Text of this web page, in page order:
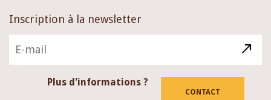
Inscription à la newsletter
Plus d'informations ?
CONTACT